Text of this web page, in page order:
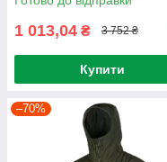
1 013,04 ₴ 3 752 ₴
Купити
–70%